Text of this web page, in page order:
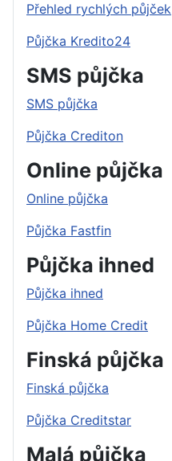
Přehled rychlých půjček
Půjčka Kredito24
SMS půjčka
SMS půjčka
Půjčka Crediton
Online půjčka
Online půjčka
Půjčka Fastfin
Půjčka ihned
Půjčka ihned
Půjčka Home Credit
Finská půjčka
Finská půjčka
Půjčka Creditstar
Malá půjčka